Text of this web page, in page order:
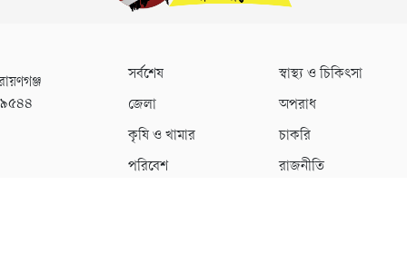
সর্বশেষ স্বাস্থ্য ও চিকিৎসা
জেলা
অপরাধ
কৃষি ও খামার
চাকরি
পরিবেশ
রাজনীতি